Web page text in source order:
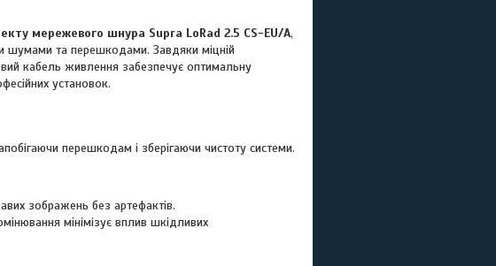
мережевого шнура Supra LoRad 2.5 CS-EU/A,
шумами та перешкодами. Завдяки міцній
кабель живлення забезпечує оптимальну
установок.
перешкодам і зберігаючи чистоту системи.
зображень без артефактів.
мінімізує вплив шкідливих